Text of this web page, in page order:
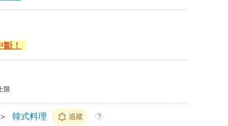
！
限
韓式料理 追蹤 ?